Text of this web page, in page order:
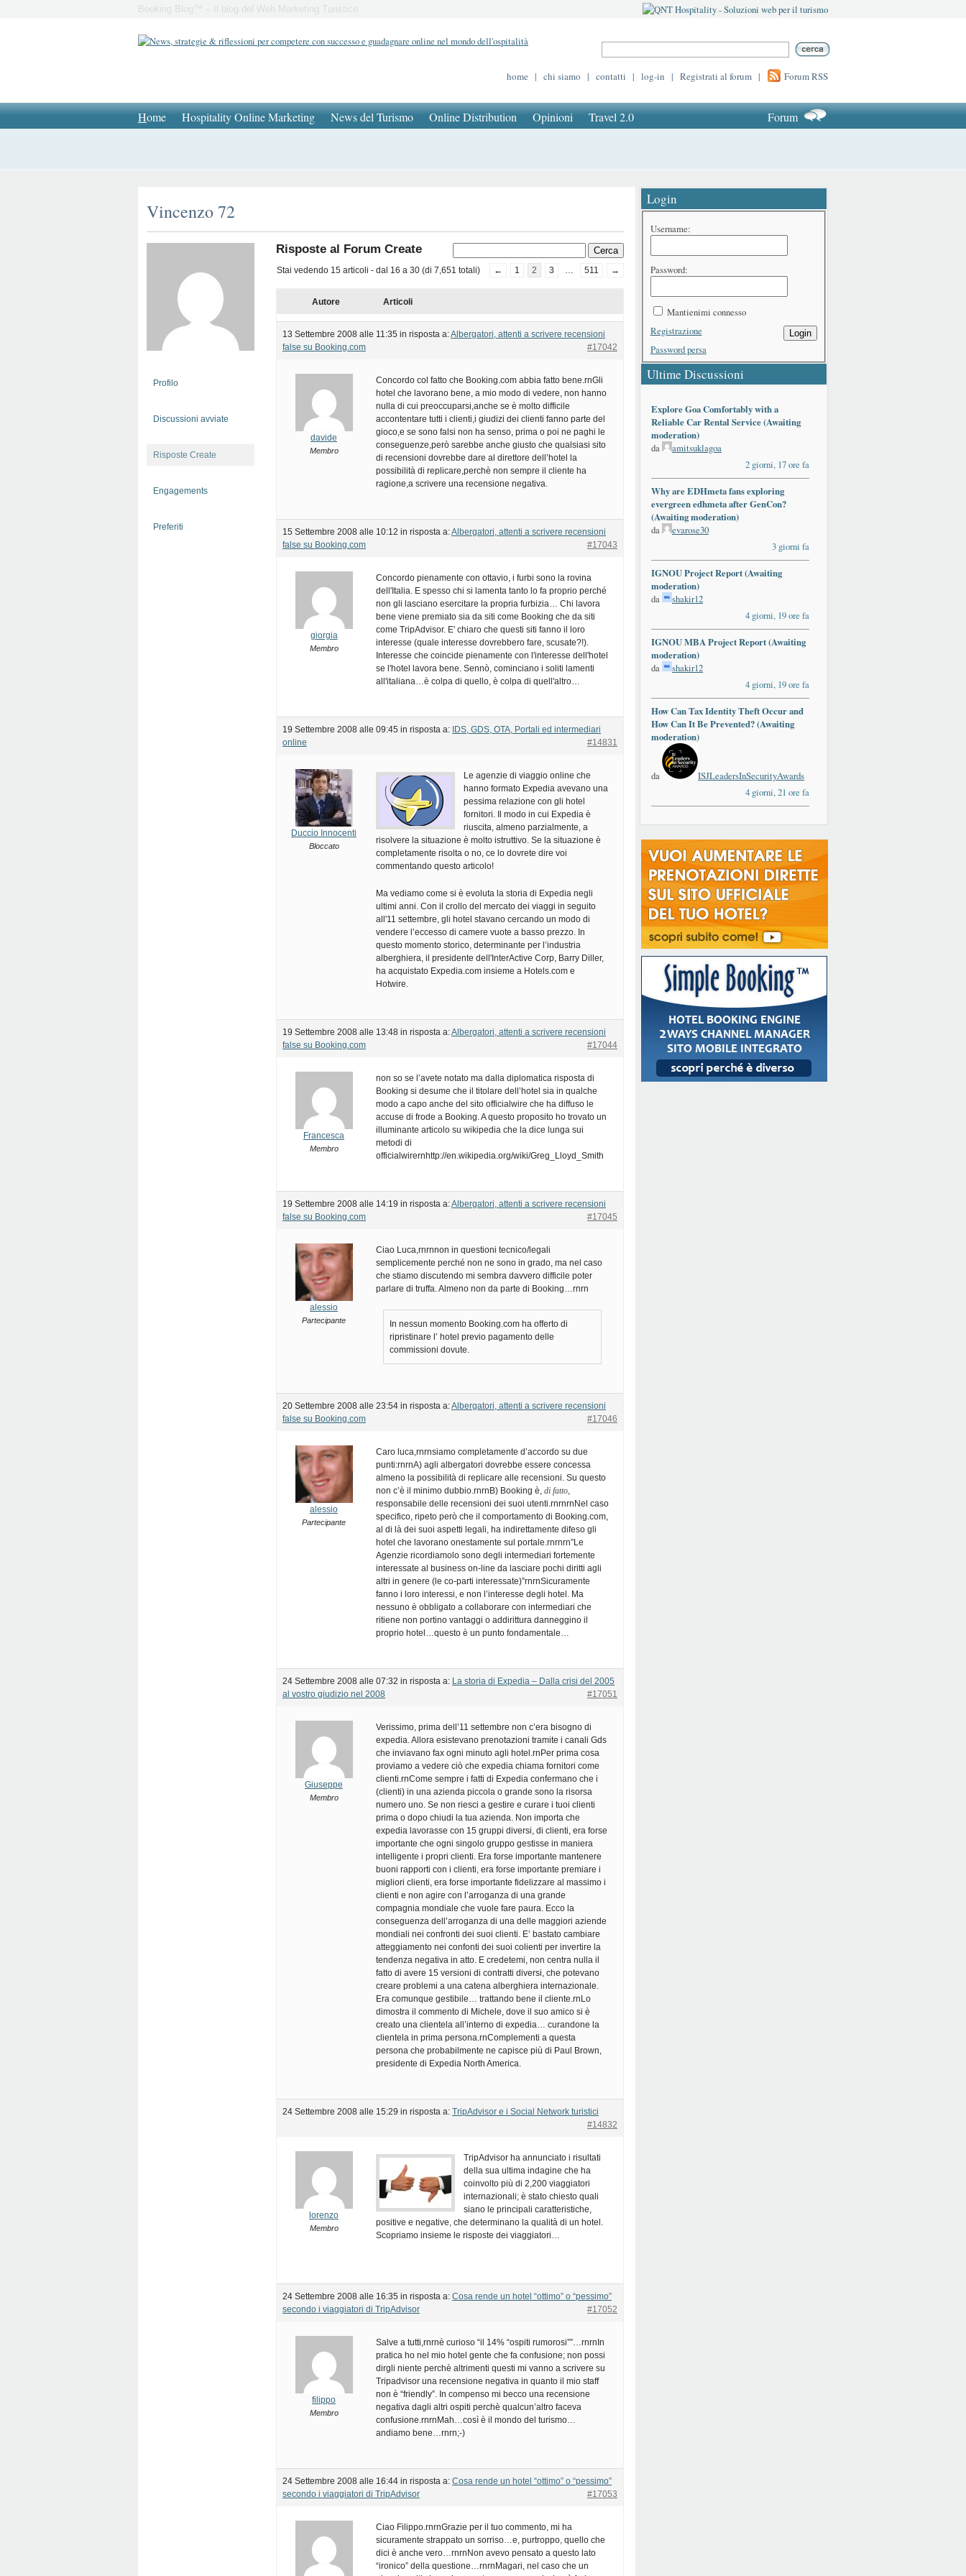
Booking Blog™ – Il blog del Web Marketing Turistico
home | chi siamo | contatti | log-in | Registrati al forum | Forum RSS
Home Hospitality Online Marketing News del Turismo Online Distribution Opinioni Travel 2.0 Forum
Vincenzo 72
Profilo
Discussioni avviate
Risposte Create
Engagements
Preferiti
Risposte al Forum Create
Stai vedendo 15 articoli - dal 16 a 30 (di 7,651 totali) ← 1 2 3 … 511 →
Autore Articoli
13 Settembre 2008 alle 11:35 in risposta a:Albergatori, attenti a scrivere recensioni
false su Booking.com
#17042
davide
Membro
Concordo col fatto che Booking.com abbia fatto bene.rnGli
hotel che lavorano bene, a mio modo di vedere, non hanno
nulla di cui preoccuparsi,anche se è molto difficile
accontentare tutti i clienti,i giudizi dei clienti fanno parte del
gioco,e se sono falsi non ha senso, prima o poi ne paghi le
conseguenze,però sarebbe anche giusto che qualsiasi sito
di recensioni dovrebbe dare al direttore dell’hotel la
possibilità di replicare,perchè non sempre il cliente ha
ragione,a scrivere una recensione negativa.
15 Settembre 2008 alle 10:12 in risposta a:Albergatori, attenti a scrivere recensioni
false su Booking.com
#17043
giorgia
Membro
Concordo pienamente con ottavio, i furbi sono la rovina
dell'Italia. E spesso chi si lamenta tanto lo fa proprio perché
non gli lasciano esercitare la propria furbizia… Chi lavora
bene viene premiato sia da siti come Booking che da siti
come TripAdvisor. E' chiaro che questi siti fanno il loro
interesse (quale interesse dovrebbero fare, scusate?!).
Interesse che coincide pienamente con l'interesse dell'hotel
se l'hotel lavora bene. Sennò, cominciano i soliti lamenti
all'italiana…è colpa di quello, è colpa di quell'altro…
19 Settembre 2008 alle 09:45 in risposta a: IDS, GDS, OTA, Portali ed intermediari
online
#14831
Duccio Innocenti
Bloccato
Le agenzie di viaggio online che
hanno formato Expedia avevano una
pessima relazione con gli hotel
fornitori. Il modo in cui Expedia è
riuscita, almeno parzialmente, a
risolvere la situazione è molto istruttivo. Se la situazione è
completamente risolta o no, ce lo dovrete dire voi
commentando questo articolo!
Ma vediamo come si è evoluta la storia di Expedia negli
ultimi anni. Con il crollo del mercato dei viaggi in seguito
all'11 settembre, gli hotel stavano cercando un modo di
vendere l’eccesso di camere vuote a basso prezzo. In
questo momento storico, determinante per l’industria
alberghiera, il presidente dell'InterActive Corp, Barry Diller,
ha acquistato Expedia.com insieme a Hotels.com e
Hotwire.
19 Settembre 2008 alle 13:48 in risposta a:Albergatori, attenti a scrivere recensioni
false su Booking.com
#17044
Francesca
Membro
non so se l’avete notato ma dalla diplomatica risposta di
Booking si desume che il titolare dell’hotel sia in qualche
modo a capo anche del sito officialwire che ha diffuso le
accuse di frode a Booking. A questo proposito ho trovato un
illuminante articolo su wikipedia che la dice lunga sui
metodi di
officialwirernhttp://en.wikipedia.org/wiki/Greg_Lloyd_Smith
19 Settembre 2008 alle 14:19 in risposta a:Albergatori, attenti a scrivere recensioni
false su Booking.com
#17045
alessio
Partecipante
Ciao Luca,rnrnnon in questioni tecnico/legali
semplicemente perché non ne sono in grado, ma nel caso
che stiamo discutendo mi sembra davvero difficile poter
parlare di truffa. Almeno non da parte di Booking…rnrn
In nessun momento Booking.com ha offerto di
ripristinare l’ hotel previo pagamento delle
commissioni dovute.
20 Settembre 2008 alle 23:54 in risposta a:Albergatori, attenti a scrivere recensioni
false su Booking.com
#17046
alessio
Partecipante
Caro luca,rnrnsiamo completamente d’accordo su due
punti:rnrnA) agli albergatori dovrebbe essere concessa
almeno la possibilità di replicare alle recensioni. Su questo
non c’è il minimo dubbio.rnrnB) Booking è, di fatto,
responsabile delle recensioni dei suoi utenti.rnrnrnNel caso
specifico, ripeto però che il comportamento di Booking.com,
al di là dei suoi aspetti legali, ha indirettamente difeso gli
hotel che lavorano onestamente sul portale.rnrnrn”Le
Agenzie ricordiamolo sono degli intermediari fortemente
interessate al business on-line da lasciare pochi diritti agli
altri in genere (le co-parti interessate)”rnrnSicuramente
fanno i loro interessi, e non l’interesse degli hotel. Ma
nessuno è obbligato a collaborare con intermediari che
ritiene non portino vantaggi o addirittura danneggino il
proprio hotel…questo è un punto fondamentale…
24 Settembre 2008 alle 07:32 in risposta a: La storia di Expedia – Dalla crisi del 2005
al vostro giudizio nel 2008
#17051
Giuseppe
Membro
Verissimo, prima dell’11 settembre non c’era bisogno di
expedia. Allora esistevano prenotazioni tramite i canali Gds
che inviavano fax ogni minuto agli hotel.rnPer prima cosa
proviamo a vedere ciò che expedia chiama fornitori come
clienti.rnCome sempre i fatti di Expedia confermano che i
(clienti) in una azienda piccola o grande sono la risorsa
numero uno. Se non riesci a gestire e curare i tuoi clienti
prima o dopo chiudi la tua azienda. Non importa che
expedia lavorasse con 15 gruppi diversi, di clienti, era forse
importante che ogni singolo gruppo gestisse in maniera
intelligente i propri clienti. Era forse importante mantenere
buoni rapporti con i clienti, era forse importante premiare i
migliori clienti, era forse importante fidelizzare al massimo i
clienti e non agire con l’arroganza di una grande
compagnia mondiale che vuole fare paura. Ecco la
conseguenza dell’arroganza di una delle maggiori aziende
mondiali nei confronti dei suoi clienti. E’ bastato cambiare
atteggiamento nei confonti dei suoi colienti per invertire la
tendenza negativa in atto. E credetemi, non centra nulla il
fatto di avere 15 versioni di contratti diversi, che potevano
creare problemi a una catena alberghiera internazionale.
Era comunque gestibile… trattando bene il cliente.rnLo
dimostra il commento di Michele, dove il suo amico si è
creato una clientela all’interno di expedia… curandone la
clientela in prima persona.rnComplementi a questa
persona che probabilmente ne capisce più di Paul Brown,
presidente di Expedia North America.
24 Settembre 2008 alle 15:29 in risposta a: TripAdvisor e i Social Network turistici
#14832
lorenzo
Membro
TripAdvisor ha annunciato i risultati
della sua ultima indagine che ha
coinvolto più di 2,200 viaggiatori
internazionali; è stato chiesto quali
siano le principali caratteristiche,
positive e negative, che determinano la qualità di un hotel.
Scopriamo insieme le risposte dei viaggiatori…
24 Settembre 2008 alle 16:35 in risposta a: Cosa rende un hotel “ottimo” o “pessimo”
secondo i viaggiatori di TripAdvisor
#17052
filippo
Membro
Salve a tutti,rnrnè curioso “il 14% “ospiti rumorosi””…rnrnIn
pratica ho nel mio hotel gente che fa confusione; non possi
dirgli niente perchè altrimenti questi mi vanno a scrivere su
Tripadvisor una recensione negativa in quanto il mio staff
non è “friendly”. In compenso mi becco una recensione
negativa dagli altri ospiti perchè qualcun’altro faceva
confusione.rnrnMah…così è il mondo del turismo…
andiamo bene…rnrn;-)
24 Settembre 2008 alle 16:44 in risposta a: Cosa rende un hotel “ottimo” o “pessimo”
secondo i viaggiatori di TripAdvisor
#17053
Ciao Filippo.rnrnGrazie per il tuo commento, mi ha
sicuramente strappato un sorriso…e, purtroppo, quello che
dici è anche vero…rnrnNon avevo pensato a questo lato
“ironico” della questione…rnrnMagari, nel caso che un
Login
Username:
Password:
Mantienimi connesso
Login
Registrazione
Password persa
Ultime Discussioni
Explore Goa Comfortably with a
Reliable Car Rental Service (Awaiting
moderation)
da
amitsuklagoa
2 giorni, 17 ore fa
Why are EDHmeta fans exploring
evergreen edhmeta after GenCon?
(Awaiting moderation)
da
evarose30
3 giorni fa
IGNOU Project Report (Awaiting
moderation)
da
shakir12
4 giorni, 19 ore fa
IGNOU MBA Project Report (Awaiting
moderation)
da
shakir12
4 giorni, 19 ore fa
How Can Tax Identity Theft Occur and
How Can It Be Prevented? (Awaiting
moderation)
da
ISJLeadersInSecurityAwards
4 giorni, 21 ore fa